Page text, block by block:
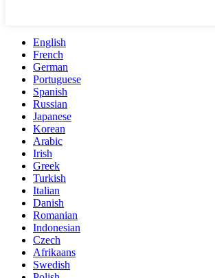
English
French
German
Portuguese
Spanish
Russian
Japanese
Korean
Arabic
Irish
Greek
Turkish
Italian
Danish
Romanian
Indonesian
Czech
Afrikaans
Swedish